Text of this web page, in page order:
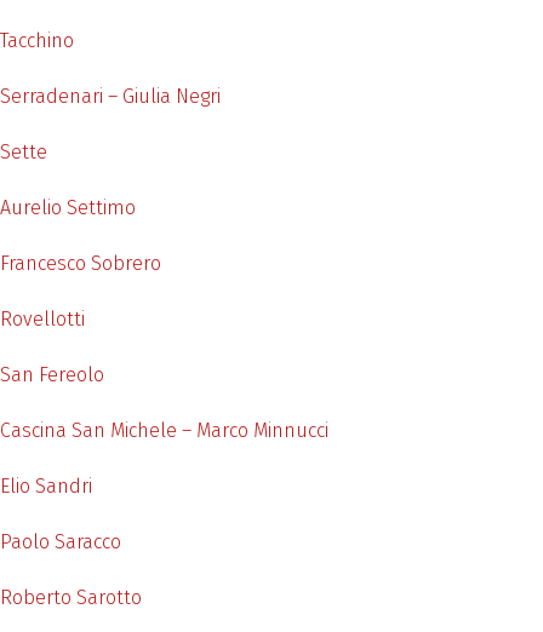
Tacchino
Serradenari – Giulia Negri
Sette
Aurelio Settimo
Francesco Sobrero
Rovellotti
San Fereolo
Cascina San Michele – Marco Minnucci
Elio Sandri
Paolo Saracco
Roberto Sarotto